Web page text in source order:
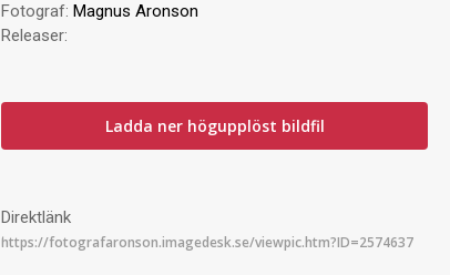
Fotograf:Magnus Aronson
Releaser:
Ladda ner högupplöst bildfil
Direktlänk